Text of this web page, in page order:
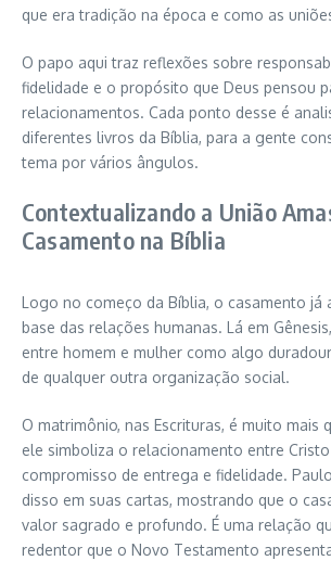
que era tradição na época e como as
O papo aqui traz reflexões sobre
fidelidade e o propósito que Deus pensou
relacionamentos. Cada ponto desse é
diferentes livros da Bíblia, para a gente
tema por vários ângulos.
Contextualizando a União
Casamento na Bíblia
Logo no começo da Bíblia, o casamento já
base das relações humanas. Lá em
entre homem e mulher como algo
de qualquer outra organização social.
O matrimônio, nas Escrituras, é muito mais
ele simboliza o relacionamento entre
compromisso de entrega e fidelidade.
disso em suas cartas, mostrando que o
valor sagrado e profundo. É uma relação
redentor que o Novo Testamento